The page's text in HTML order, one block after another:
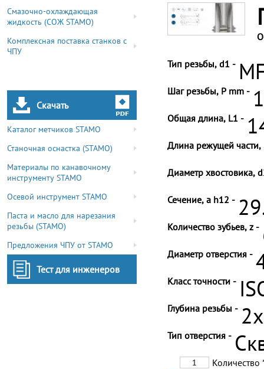
Смазочно-охлаждающая
жидкость (СОЖ STAMO)
Комплексная поставка станков с
ЧПУ
Скачать
Каталог метчиков STAMO
Станочная оснастка (STAMO)
Материалы по канавочному
инструменту STAMO
Осевой инструмент STAMO
Паста и масло для нарезания
резьбы (STAMO)
Предложения ЧПУ от STAMO
Тест для инженеров
Тип резьбы, d1 -
Шаг резьбы, P mm -
Общая длина, L1 -
Длина режущей части,
Диаметр хвостовика,
Сечение, a h12 -
Количество зубьев, z -
Диаметр отверстия -
Класс точности -
Глубина резьбы -
Тип отверстия -
Количество